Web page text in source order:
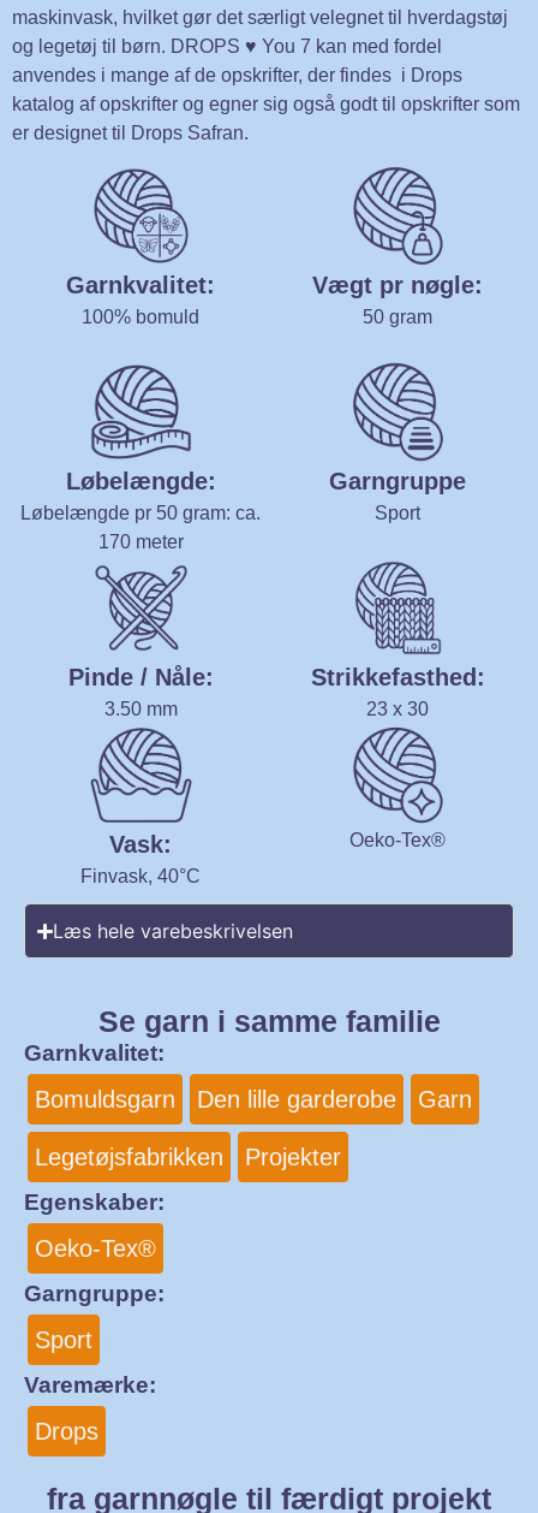
maskinvask, hvilket gør det særligt velegnet til hverdagstøj
og legetøj til børn. DROPS ♥ You 7 kan med fordel
anvendes i mange af de opskrifter, der findes i Drops
katalog af opskrifter og egner sig også godt til opskrifter som
er designet til Drops Safran.
Garnkvalitet:
100% bomuld
Vægt pr nøgle:
50 gram
Løbelængde:
Løbelængde pr 50 gram: ca.
170 meter
Garngruppe
Sport
Pinde / Nåle:
3.50 mm
Strikkefasthed:
23 x 30
Vask:
Finvask, 40°C
Oeko-Tex®
Læs hele varebeskrivelsen
Se garn i samme familie
Garnkvalitet:
Bomuldsgarn Den lille garderobe Garn
Legetøjsfabrikken Projekter
Egenskaber:
Oeko-Tex®
Garngruppe:
Sport
Varemærke:
Drops
fra garnnøgle til færdigt projekt